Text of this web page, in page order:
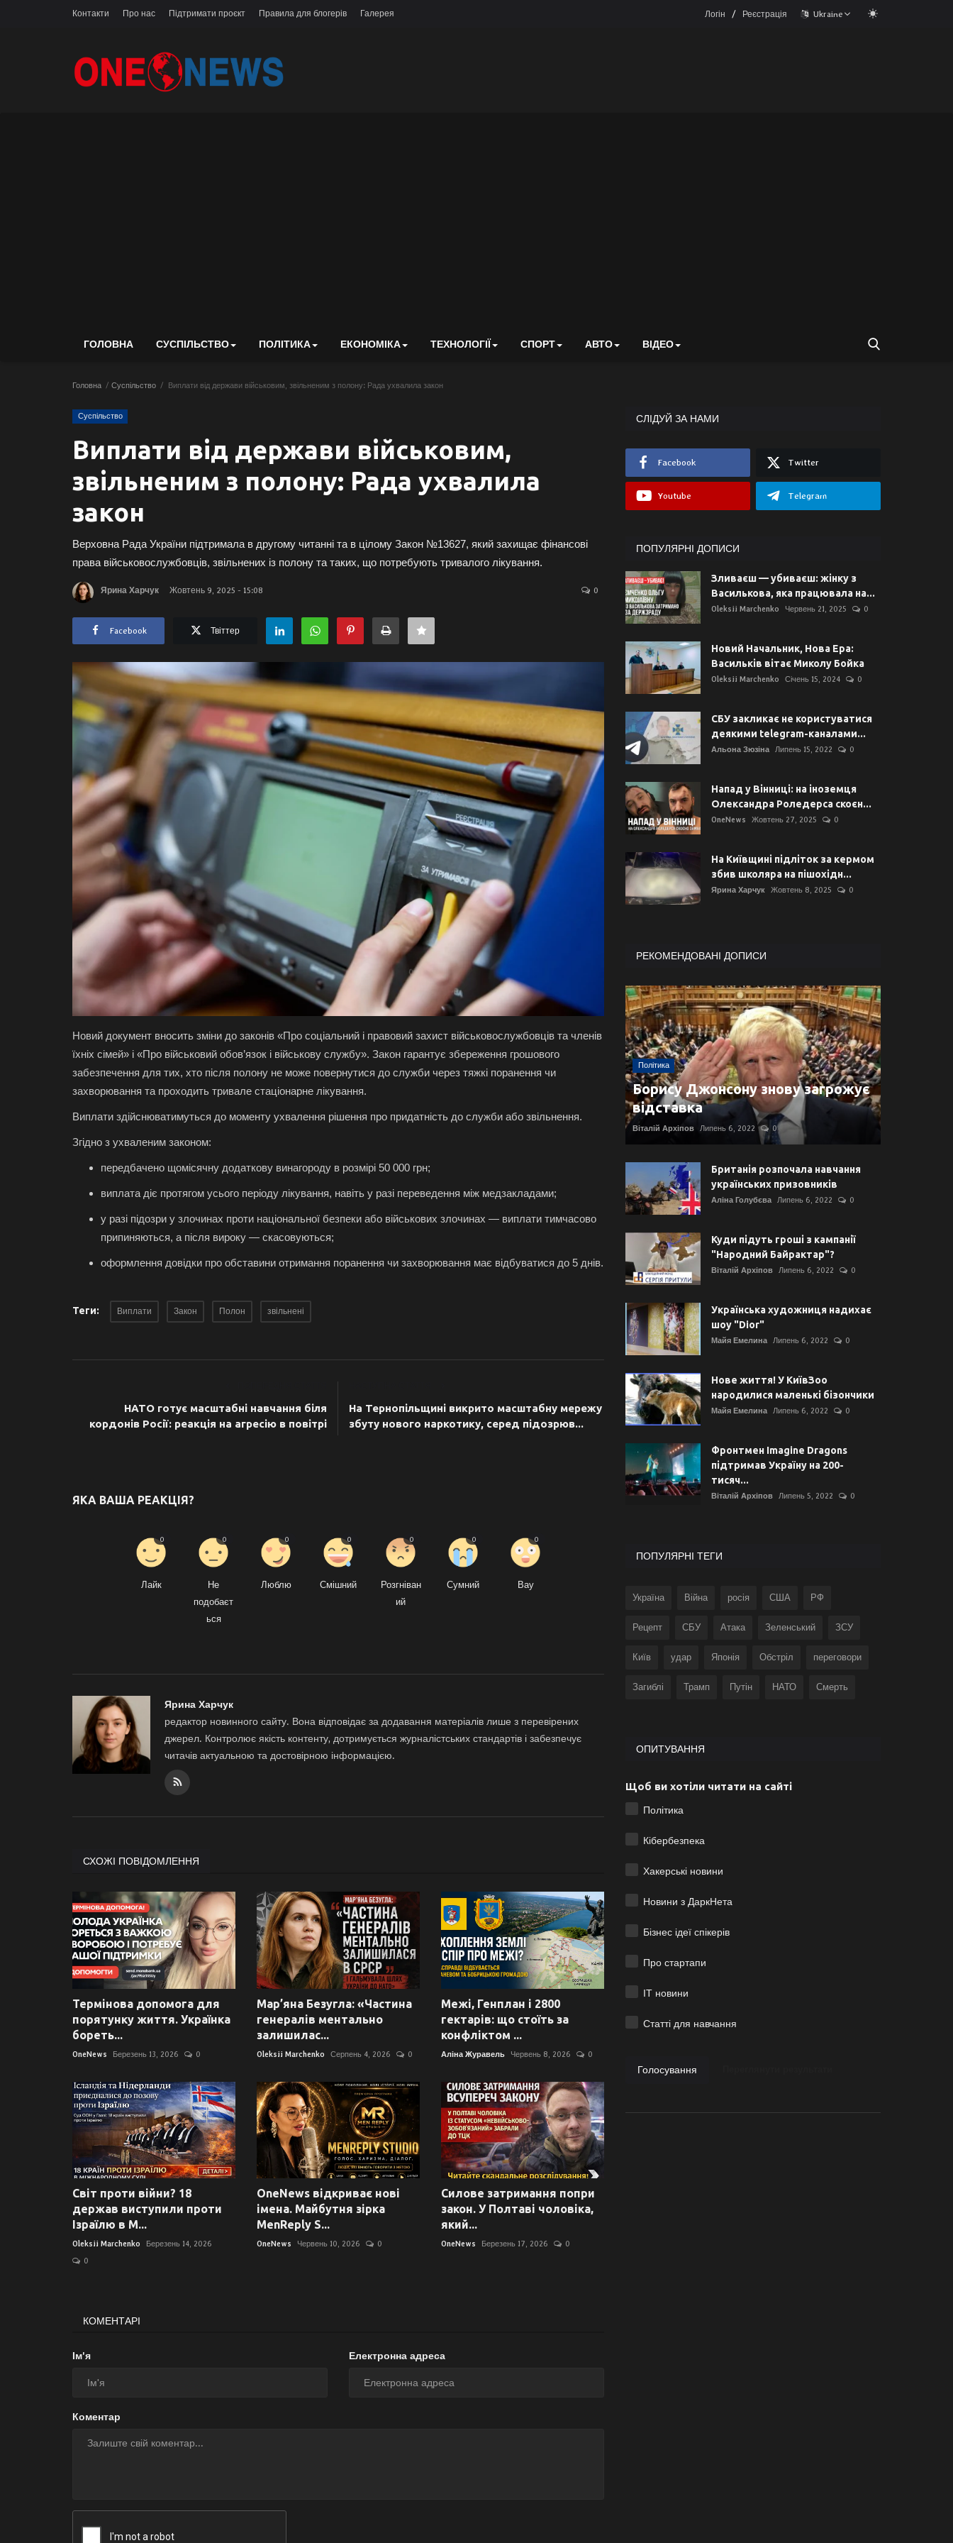
Контакти Про нас Підтримати проєкт Правила для блогерів Галерея Логін / Реєстрація Ukraine
ГОЛОВНА СУСПІЛЬСТВО ПОЛІТИКА ЕКОНОМІКА ТЕХНОЛОГІЇ СПОРТ АВТО ВІДЕО
Головна Суспільство Виплати від держави військовим, звільненим з полону: Рада ухвалила закон
Суспільство
Виплати від держави військовим,
звільненим з полону: Рада ухвалила
закон
Верховна Рада України підтримала в другому читанні та в цілому Закон №13627, який захищає фінансові
права військовослужбовців, звільнених із полону та таких, що потребують тривалого лікування.
Ярина Харчук Жовтень 9, 2025 - 15:08 0
Facebook Твіттер
Новий документ вносить зміни до законів «Про соціальний і правовий захист військовослужбовців та членів
їхніх сімей» і «Про військовий обов’язок і військову службу». Закон гарантує збереження грошового
забезпечення для тих, хто після полону не може повернутися до служби через тяжкі поранення чи
захворювання та проходить тривале стаціонарне лікування.
Виплати здійснюватимуться до моменту ухвалення рішення про придатність до служби або звільнення.
Згідно з ухваленим законом:
передбачено щомісячну додаткову винагороду в розмірі 50 000 грн;
виплата діє протягом усього періоду лікування, навіть у разі переведення між медзакладами;
у разі підозри у злочинах проти національної безпеки або військових злочинах — виплати тимчасово
припиняються, а після вироку — скасовуються;
оформлення довідки про обставини отримання поранення чи захворювання має відбуватися до 5 днів.
Теги: Виплати Закон Полон звільнені
НАТО готує масштабні навчання біля
кордонів Росії: реакція на агресію в повітрі
На Тернопільщині викрито масштабну мережу
збуту нового наркотику, серед підозрюв...
ЯКА ВАША РЕАКЦІЯ?
Лайк
0
Не
подобаєт
ься
0
Люблю
0
Смішний
0
Розгніван
ий
0
Сумний
0
Вау
0
Ярина Харчук
редактор новинного сайту. Вона відповідає за додавання матеріалів лише з перевірених
джерел. Контролює якість контенту, дотримується журналістських стандартів і забезпечує
читачів актуальною та достовірною інформацією.
СХОЖІ ПОВІДОМЛЕННЯ
Термінова допомога для
порятунку життя. Українка
бореть...
OneNews Березень 13, 2026 0
Мар’яна Безугла: «Частина
генералів ментально
залишилас...
Oleksii Marchenko Серпень 4, 2026 0
Межі, Генплан і 2800
гектарів: що стоїть за
конфліктом ...
Аліна Журавель Червень 8, 2026 0
Світ проти війни? 18
держав виступили проти
Ізраїлю в М...
Oleksii Marchenko
Березень 14, 2026
0
OneNews відкриває нові
імена. Майбутня зірка
MenReply S...
OneNews Червень 10, 2026 0
Силове затримання попри
закон. У Полтаві чоловіка,
який...
OneNews Березень 17, 2026 0
КОМЕНТАРІ
Ім'я Електронна адреса
Коментар
СЛІДУЙ ЗА НАМИ
Facebook Twitter
Youtube Telegram
ПОПУЛЯРНІ ДОПИСИ
Зливаєш — убиваєш: жінку з
Василькова, яка працювала на...
Oleksii Marchenko Червень 21, 2025 0
Новий Начальник, Нова Ера:
Васильків вітає Миколу Бойка
Oleksii Marchenko Січень 15, 2024 0
СБУ закликає не користуватися
деякими telegram-каналами...
Альона Зюзіна Липень 15, 2022 0
Напад у Вінниці: на іноземця
Олександра Роледерса скоєн...
OneNews Жовтень 27, 2025 0
На Київщині підліток за кермом
збив школяра на пішохідн...
Ярина Харчук Жовтень 8, 2025 0
РЕКОМЕНДОВАНІ ДОПИСИ
Політика
Борису Джонсону знову загрожує
відставка
Віталій Архіпов Липень 6, 2022 0
Британія розпочала навчання
українських призовників
Аліна Голубєва Липень 6, 2022 0
Куди підуть гроші з кампанії
"Народний Байрактар"?
Віталій Архіпов Липень 6, 2022 0
Українська художниця надихає
шоу "Dior"
Майя Емелина Липень 6, 2022 0
Нове життя! У КиївЗоо
народилися маленькі бізончики
Майя Емелина Липень 6, 2022 0
Фронтмен Imagine Dragons
підтримав Україну на 200-
тисяч...
Віталій Архіпов Липень 5, 2022 0
ПОПУЛЯРНІ ТЕГИ
Україна Війна росія США РФ
Рецепт СБУ Атака Зеленський ЗСУ
Київ удар Японія Обстріл переговори
Загиблі Трамп Путін НАТО Смерть
ОПИТУВАННЯ
Щоб ви хотіли читати на сайті
Політика
Кібербезпека
Хакерські новини
Новини з ДаркНета
Бізнес ідеї спікерів
Про стартапи
ІТ новини
Статті для навчання
Голосування